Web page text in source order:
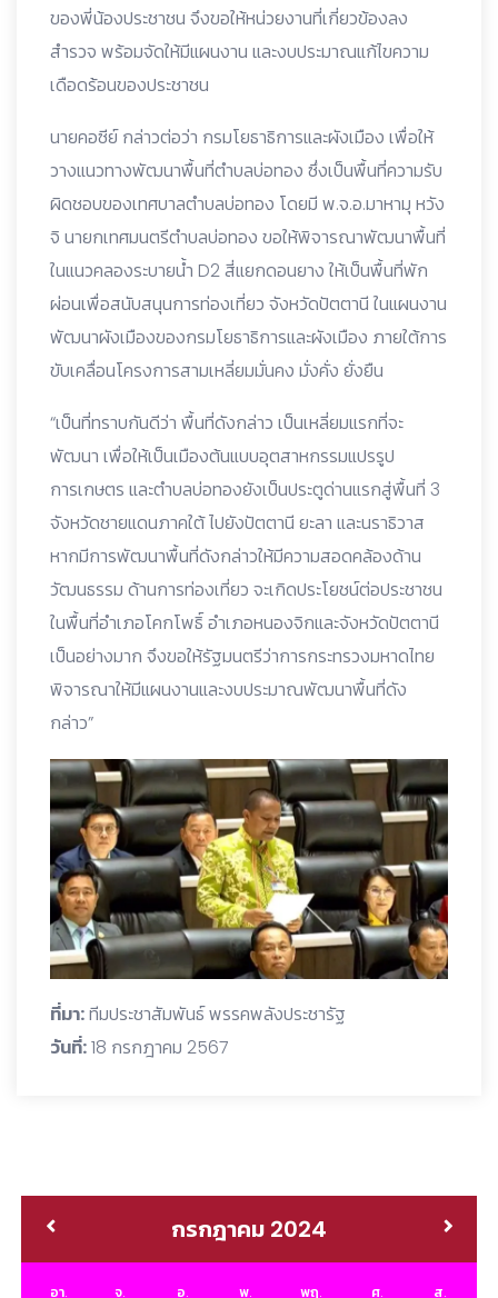
ของพี่น้องประชาชน จึงขอให้หน่วยงานที่เกี่ยวข้องลง
สำรวจ พร้อมจัดให้มีแผนงาน และงบประมาณแก้ไขความ
เดือดร้อนของประชาชน
นายคอซีย์ กล่าวต่อว่า กรมโยธาธิการและผังเมือง เพื่อให้
วางแนวทางพัฒนาพื้นที่ตำบลบ่อทอง ซึ่งเป็นพื้นที่ความรับ
ผิดชอบของเทศบาลตำบลบ่อทอง โดยมี พ.จ.อ.มาหามุ หวัง
จิ นายกเทศมนตรีตำบลบ่อทอง ขอให้พิจารณาพัฒนาพื้นที่
ในแนวคลองระบายน้ำ D2 สี่แยกดอนยาง ให้เป็นพื้นที่พัก
ผ่อนเพื่อสนับสนุนการท่องเที่ยว จังหวัดปัตตานี ในแผนงาน
พัฒนาผังเมืองของกรมโยธาธิการและผังเมือง ภายใต้การ
ขับเคลื่อนโครงการสามเหลี่ยมมั่นคง มั่งคั่ง ยั่งยืน
“เป็นที่ทราบกันดีว่า พื้นที่ดังกล่าว เป็นเหลี่ยมแรกที่จะ
พัฒนา เพื่อให้เป็นเมืองต้นแบบอุตสาหกรรมแปรรูป
การเกษตร และตำบลบ่อทองยังเป็นประตูด่านแรกสู่พื้นที่ 3
จังหวัดชายแดนภาคใต้ ไปยังปัตตานี ยะลา และนราธิวาส
หากมีการพัฒนาพื้นที่ดังกล่าวให้มีความสอดคล้องด้าน
วัฒนธรรม ด้านการท่องเที่ยว จะเกิดประโยชน์ต่อประชาชน
ในพื้นที่อำเภอโคกโพธิ์ อำเภอหนองจิกและจังหวัดปัตตานี
เป็นอย่างมาก จึงขอให้รัฐมนตรีว่าการกระทรวงมหาดไทย
พิจารณาให้มีแผนงานและงบประมาณพัฒนาพื้นที่ดัง
กล่าว”
ที่มา:ทีมประชาสัมพันธ์ พรรคพลังประชารัฐ
วันที่:18 กรกฎาคม 2567
กรกฎาคม 2024
อา. จ. อ. พ. พฤ. ศ. ส.